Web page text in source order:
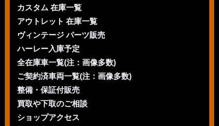
カスタム 在庫一覧
アウトレット 在庫一覧
ヴィンテージ パーツ販売
ハーレー入庫予定
全在庫車一覧(注：画像多数)
ご契約済車両一覧(注：画像多数)
整備・保証付販売
買取や下取のご相談
ショップアクセス